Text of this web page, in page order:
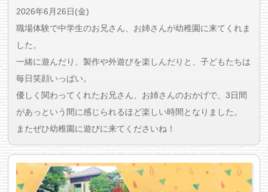
2026年6月26日(金)
職場体験で中学生のお兄さん、お姉さんが幼稚園に来てくれま
した。
一緒に遊んだり、製作や外遊びを楽しんだりと、子どもたちは
毎日笑顔いっぱい。
優しく関わってくれたお兄さん、お姉さんのおかげで、3日間
があっという間に感じられるほど楽しい時間となりました。
またぜひ幼稚園に遊びに来てくださいね！